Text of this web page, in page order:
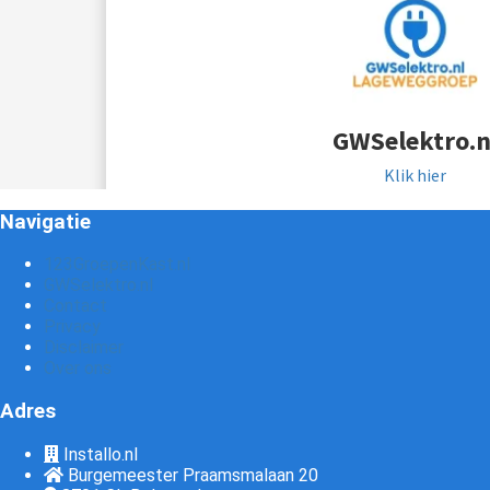
Klik hier
Navigatie
123GroepenKast.nl
GWSelektro.nl
Contact
Privacy
Disclaimer
Over ons
Adres
Installo.nl
Burgemeester Praamsmalaan 20